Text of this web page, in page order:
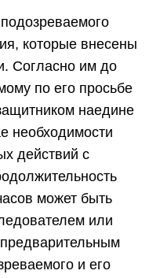
которые внесены
Согласно им до
по его просьбе
наедине
необходимости
действий с
может быть
или
и его